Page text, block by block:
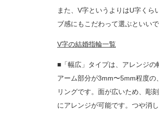
また、V字というよりはU字く
ブ感にもこだわって選ぶといいで
V字の結婚指輪一覧
■「幅広」タイプは、アレンジの
アーム部分が3mm〜5mm程度
リングです。面が広いため、彫
にアレンジが可能です。つや消